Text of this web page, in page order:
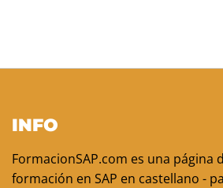
INFO
FormacionSAP.com es una página
formación en SAP en castellano -